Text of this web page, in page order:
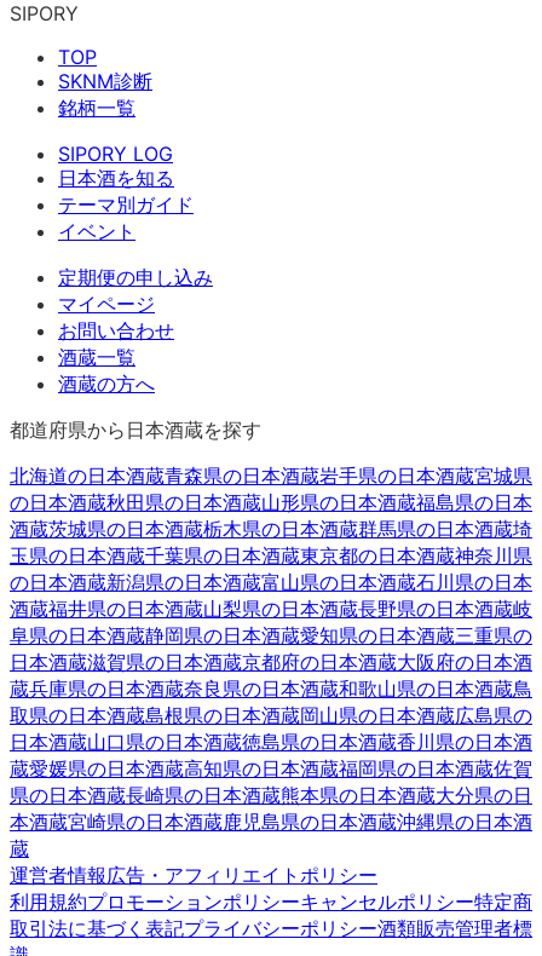
SIPORY
TOP
SKNM診断
銘柄一覧
SIPORY LOG
日本酒を知る
テーマ別ガイド
イベント
定期便の申し込み
マイページ
お問い合わせ
酒蔵一覧
酒蔵の方へ
都道府県から日本酒蔵を探す
北海道の日本酒蔵青森県の日本酒蔵岩手県の日本酒蔵宮城県
の日本酒蔵秋田県の日本酒蔵山形県の日本酒蔵福島県の日本
酒蔵茨城県の日本酒蔵栃木県の日本酒蔵群馬県の日本酒蔵埼
玉県の日本酒蔵千葉県の日本酒蔵東京都の日本酒蔵神奈川県
の日本酒蔵新潟県の日本酒蔵富山県の日本酒蔵石川県の日本
酒蔵福井県の日本酒蔵山梨県の日本酒蔵長野県の日本酒蔵岐
阜県の日本酒蔵静岡県の日本酒蔵愛知県の日本酒蔵三重県の
日本酒蔵滋賀県の日本酒蔵京都府の日本酒蔵大阪府の日本酒
蔵兵庫県の日本酒蔵奈良県の日本酒蔵和歌山県の日本酒蔵鳥
取県の日本酒蔵島根県の日本酒蔵岡山県の日本酒蔵広島県の
日本酒蔵山口県の日本酒蔵徳島県の日本酒蔵香川県の日本酒
蔵愛媛県の日本酒蔵高知県の日本酒蔵福岡県の日本酒蔵佐賀
県の日本酒蔵長崎県の日本酒蔵熊本県の日本酒蔵大分県の日
本酒蔵宮崎県の日本酒蔵鹿児島県の日本酒蔵沖縄県の日本酒
蔵
運営者情報広告・アフィリエイトポリシー
利用規約プロモーションポリシーキャンセルポリシー特定商
取引法に基づく表記プライバシーポリシー酒類販売管理者標